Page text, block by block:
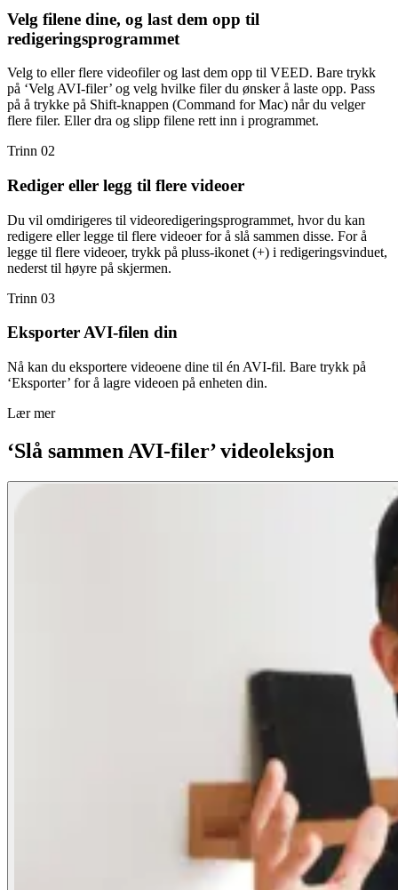
Velg filene dine, og last dem opp til
redigeringsprogrammet
Velg to eller flere videofiler og last dem opp til VEED. Bare trykk
på ‘Velg AVI-filer’ og velg hvilke filer du ønsker å laste opp. Pass
på å trykke på Shift-knappen (Command for Mac) når du velger
flere filer. Eller dra og slipp filene rett inn i programmet.
Trinn 02
Rediger eller legg til flere videoer
Du vil omdirigeres til videoredigeringsprogrammet, hvor du kan
redigere eller legge til flere videoer for å slå sammen disse. For å
legge til flere videoer, trykk på pluss-ikonet (+) i redigeringsvinduet,
nederst til høyre på skjermen.
Trinn 03
Eksporter AVI-filen din
Nå kan du eksportere videoene dine til én AVI-fil. Bare trykk på
‘Eksporter’ for å lagre videoen på enheten din.
Lær mer
‘Slå sammen AVI-filer’ videoleksjon